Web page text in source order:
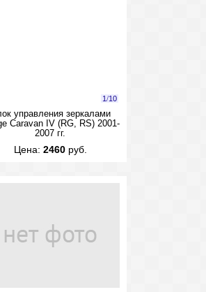
1/10
управления зеркалами
Caravan IV (RG, RS) 2001-
2007 гг.
Цена: 2460руб.